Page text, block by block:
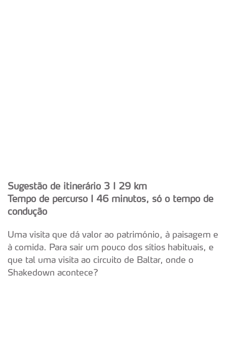
Sugestão de itinerário 3 I 29 km
Tempo de percurso I 46 minutos, só o tempo de
condução
Uma visita que dá valor ao património, à paisagem e
à comida. Para sair um pouco dos sítios habituais, e
que tal uma visita ao circuito de Baltar, onde o
Shakedown acontece?